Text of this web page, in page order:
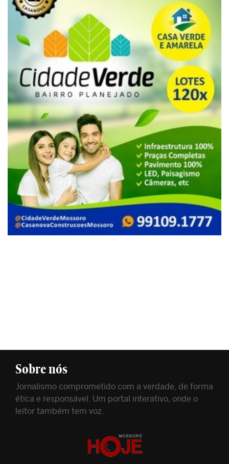
Sobre nós
Jornalismo comprometido com a verdade, de forma
ética e responsável. Um portal interativo, onde o
leitor também tem voz.